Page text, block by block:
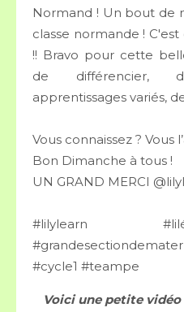
Normand ! Un bout de
classe normande !
!! Bravo pour cette
de différencier,
apprentissages variés,
Vous connaissez ? Vous
Bon Dimanche à tous !
UN GRAND MERCI
#lilylearn
#cycle1 #teampe
Voici une petite